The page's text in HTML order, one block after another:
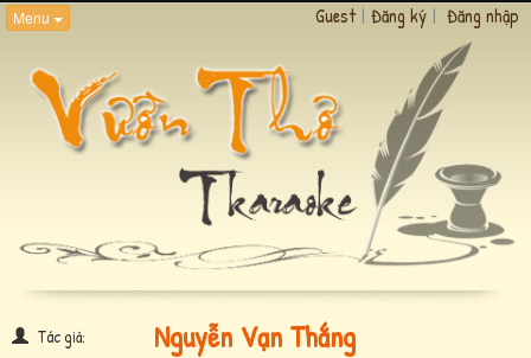
Menu Guest | Đăng ký | Đăng nhập
Tác giả: Nguyễn Vạn Thắng